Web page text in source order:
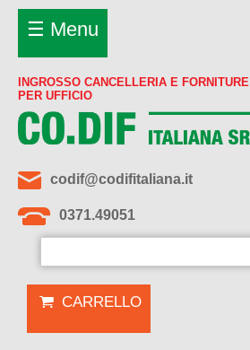
☰ Menu
INGROSSO CANCELLERIA E FORNITURE
PER UFFICIO
codif@codifitaliana.it
0371.49051
CARRELLO